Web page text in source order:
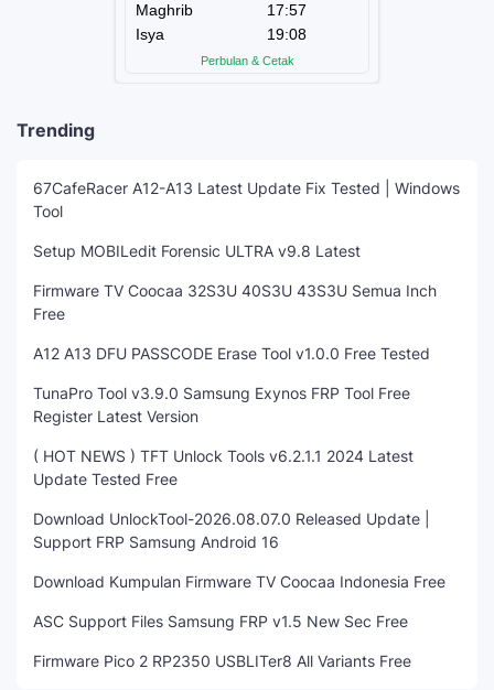
Trending
67CafeRacer A12-A13 Latest Update Fix Tested | Windows
Tool
Setup MOBILedit Forensic ULTRA v9.8 Latest
Firmware TV Coocaa 32S3U 40S3U 43S3U Semua Inch
Free
A12 A13 DFU PASSCODE Erase Tool v1.0.0 Free Tested
TunaPro Tool v3.9.0 Samsung Exynos FRP Tool Free
Register Latest Version
( HOT NEWS ) TFT Unlock Tools v6.2.1.1 2024 Latest
Update Tested Free
Download UnlockTool-2026.08.07.0 Released Update |
Support FRP Samsung Android 16
Download Kumpulan Firmware TV Coocaa Indonesia Free
ASC Support Files Samsung FRP v1.5 New Sec Free
Firmware Pico 2 RP2350 USBLITer8 All Variants Free